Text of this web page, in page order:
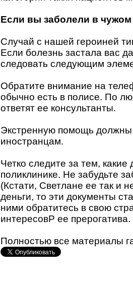
Если вы заболели в чужом
Случай с нашей героиней
Если болезнь застала вас
следовать следующим
Обратите внимание на
обычно есть в полисе. По
ответят ее консультанты.
Экстренную помощь должны
иностранцам.
Четко следите за тем,
поликлинике. Не забудьте
(Кстати, Светлане ее так и
деньги, то эти документы
ними обратитесь в свою
интересовP ее прерогатива.
Полностью все материалы